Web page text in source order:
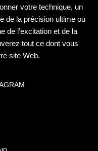
votre technique, un
de la précision ultime ou
de l’excitation et de la
tout ce dont vous
site Web.